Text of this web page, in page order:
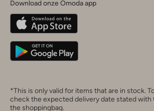
Belgique(Français)
Deutschland
Download onze Omoda app
*This is only valid for items that are in stock.
check the expected delivery date stated with
the shoppingbag.